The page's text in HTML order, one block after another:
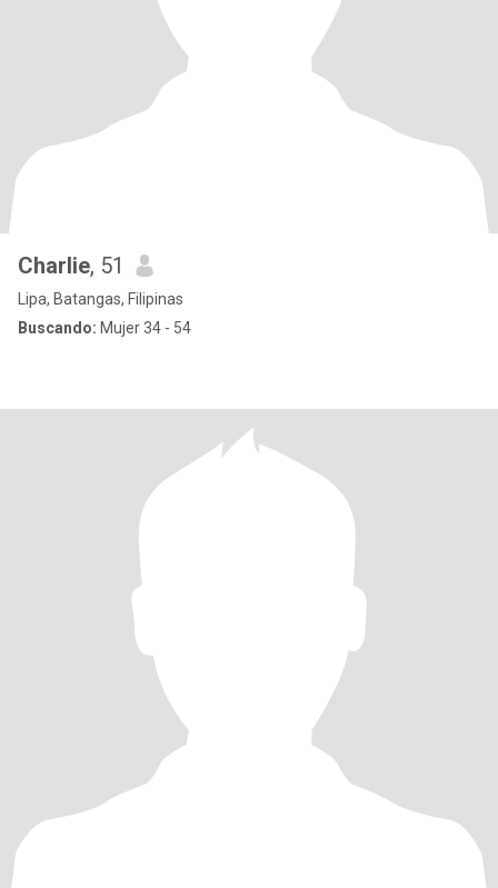
Charlie, 51
Lipa, Batangas, Filipinas
Buscando: Mujer 34 - 54